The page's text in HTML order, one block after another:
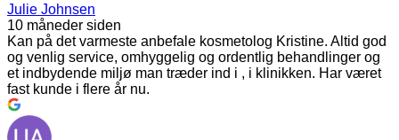
Julie Johnsen
10 måneder siden
Kan på det varmeste anbefale kosmetolog Kristine. Altid god
og venlig service, omhyggelig og ordentlig behandlinger og
et indbydende miljø man træder ind i , i klinikken. Har været
fast kunde i flere år nu.